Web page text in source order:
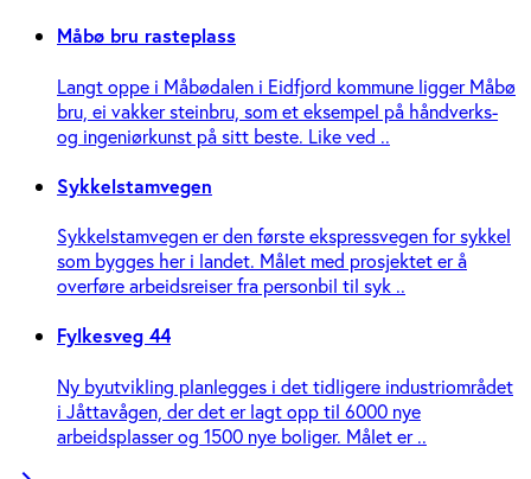
Måbø bru rasteplass
Langt oppe i Måbødalen i Eidfjord kommune ligger Måbø
bru, ei vakker steinbru, som et eksempel på håndverks-
og ingeniør­kunst på sitt beste. Like ved ..
Sykkelstamvegen
Sykkelstamvegen er den første ekspressvegen for sykkel
som bygges her i landet. Målet med prosjektet er å
overføre arbeidsreiser fra personbil til syk ..
Fylkesveg 44
Ny byutvikling planlegges i det tidligere industriområdet
i Jåttavågen, der det er lagt opp til 6000 nye
arbeidsplasser og 1500 nye boliger. Målet er ..